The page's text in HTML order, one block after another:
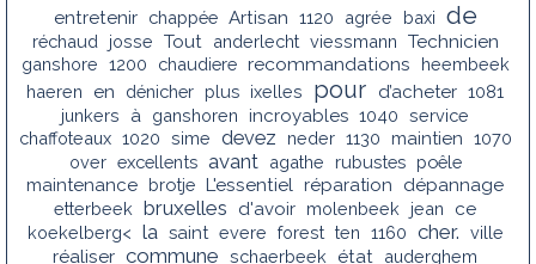
entretenir chappée Artisan 1120 agrée baxi de
réchaud josse Tout anderlecht viessmann Technicien
ganshore 1200 chaudiere recommandations
heembeek
haeren
en dénicher plus ixelles pour d’acheter 1081
junkers
à ganshoren incroyables 1040 service
chaffoteaux 1020 sime devez neder 1130 maintien 1070
over excellents avant agathe rubustes poêle
maintenance brotje L'essentiel réparation dépannage
etterbeek bruxelles d'avoir molenbeek jean ce
koekelberg< la saint evere forest ten 1160 cher. ville
réaliser commune schaerbeek état auderghem